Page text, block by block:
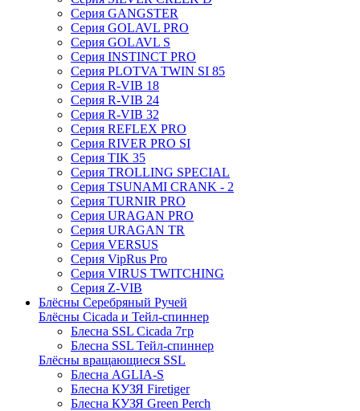
Серия GANGSTER
Серия GOLAVL PRO
Серия GOLAVL S
Серия INSTINCT PRO
Серия PLOTVA TWIN SI 85
Серия R-VIB 18
Серия R-VIB 24
Серия R-VIB 32
Серия REFLEX PRO
Серия RIVER PRO SI
Серия TIK 35
Серия TROLLING SPECIAL
Серия TSUNAMI CRANK - 2
Серия TURNIR PRO
Серия URAGAN PRO
Серия URAGAN TR
Серия VERSUS
Серия VipRus Pro
Серия VIRUS TWITCHING
Серия Z-VIB
Блёсны Серебряный Ручей
Блёсны Cicada и Тейл-спиннер
Блесна SSL Cicada 7гр
Блесна SSL Тейл-спиннер
Блёсны вращающиеся SSL
Блесна AGLIA-S
Блесна КУЗЯ Firetiger
Блесна КУЗЯ Green Perch